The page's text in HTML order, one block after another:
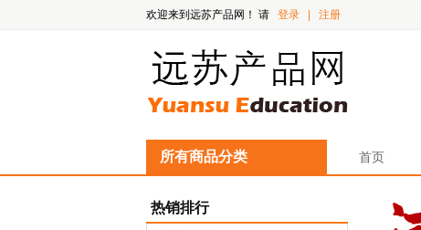
欢迎来到远苏产品网！ 请 登录 注册
所有商品分类 首页
热销排行